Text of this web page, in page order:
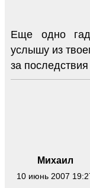
Еще одно
услышу из
за
Михаил
10 июнь 2007